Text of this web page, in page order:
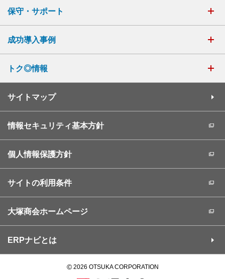
保守・サポート
成功導入事例
トク◎情報
サイトマップ
情報セキュリティ基本方針
個人情報保護方針
サイトの利用条件
大塚商会ホームページ
ERPナビとは
©2026 OTSUKA CORPORATION